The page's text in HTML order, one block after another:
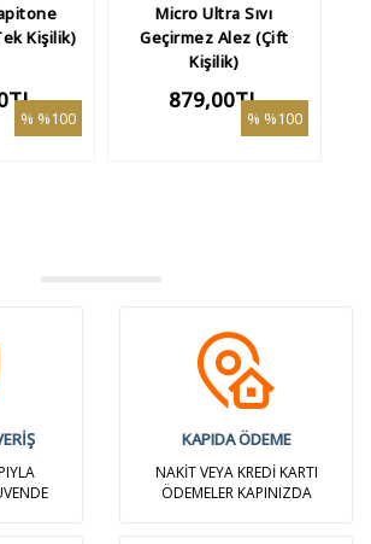
%100
Kişilik)
%100
Micro Ultra Sıvı
Geçirmez Alez (Çift
Kişilik)
879,00TL
KAPIDA ÖDEME
NAKİT VEYA KREDİ KARTI
ÖDEMELER KAPINIZDA